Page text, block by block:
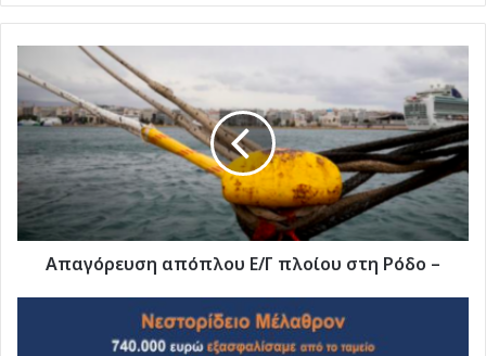
Απαγόρευση
απόπλου
Ε/
Γ
πλοίου
στη
Ρόδο
–
Απαγόρευση απόπλου Ε/Γ πλοίου στη Ρόδο –